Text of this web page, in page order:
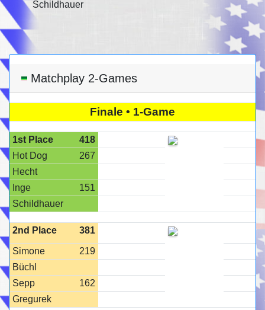
Schildhauer
Matchplay 2-Games
Finale • 1-Game
1st Place
418
Hot Dog
267
Hecht
Inge
151
Schildhauer
2nd Place 381
Simone
219
Büchl
Sepp
162
Gregurek